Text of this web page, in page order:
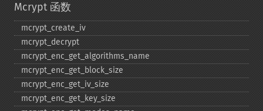
Mcrypt 函数
mcrypt_​create_​iv
mcrypt_​decrypt
mcrypt_​enc_​get_​algorithms_​name
mcrypt_​enc_​get_​block_​size
mcrypt_​enc_​get_​iv_​size
mcrypt_​enc_​get_​key_​size